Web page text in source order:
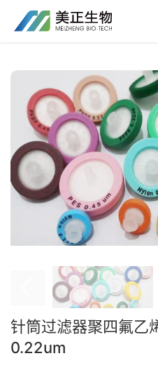
针筒过滤器聚四氟乙
0.22um